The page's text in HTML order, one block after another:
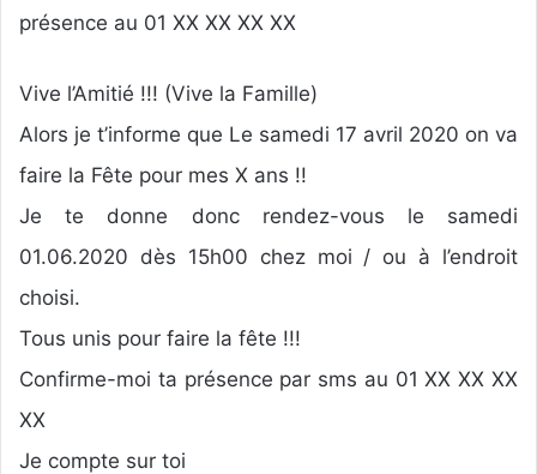
présence au 01 XX XX XX XX
Vive l’Amitié !!! (Vive la Famille)
Alors je t’informe que Le samedi 17 avril 2020 on va
faire la Fête pour mes X ans !!
Je te donne donc rendez-vous le samedi
01.06.2020 dès 15h00 chez moi / ou à l’endroit
choisi.
Tous unis pour faire la fête !!!
Confirme-moi ta présence par sms au 01 XX XX XX
XX
Je compte sur toi